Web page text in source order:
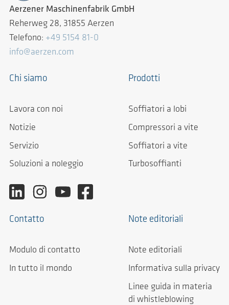
Aerzener Maschinenfabrik GmbH
Reherweg 28, 31855 Aerzen
Telefono: +49 5154 81-0
info@aerzen.com
Chi siamo
Lavora con noi
Notizie
Servizio
Soluzioni a noleggio
Prodotti
Soffiatori a lobi
Compressori a vite
Soffiatori a vite
Turbosoffianti
Contatto
Modulo di contatto
In tutto il mondo
Note editoriali
Note editoriali
Informativa sulla privacy
Linee guida in materia
di whistleblowing